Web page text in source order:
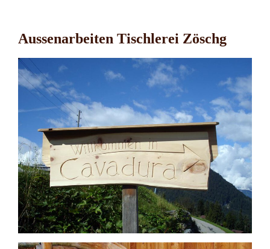
Aussenarbeiten Tischlerei Zöschg